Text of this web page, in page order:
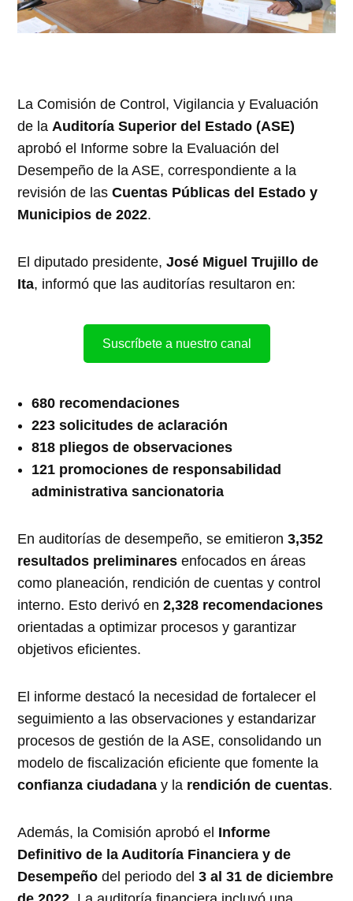
La Comisión de Control, Vigilancia y Evaluación
de la Auditoría Superior del Estado (ASE)
aprobó el Informe sobre la Evaluación del
Desempeño de la ASE, correspondiente a la
revisión de lasCuentas Públicas del Estado y
Municipios de 2022.
El diputado presidente,José Miguel Trujillo de
Ita, informó que las auditorías resultaron en:
Suscríbete a nuestro canal
680 recomendaciones
223 solicitudes de aclaración
818 pliegos de observaciones
121 promociones de responsabilidad
administrativa sancionatoria
En auditorías de desempeño, se emitieron3,352
resultados preliminares enfocados en áreas
como planeación, rendición de cuentas y control
interno. Esto derivó en2,328 recomendaciones
orientadas a optimizar procesos y garantizar
objetivos eficientes.
El informe destacó la necesidad de fortalecer el
seguimiento a las observaciones y estandarizar
procesos de gestión de la ASE, consolidando un
modelo de fiscalización eficiente que fomente la
confianza ciudadana y la rendición de cuentas.
Además, la Comisión aprobó el Informe
Definitivo de la Auditoría Financiera y de
Desempeño del periodo del3 al 31 de diciembre